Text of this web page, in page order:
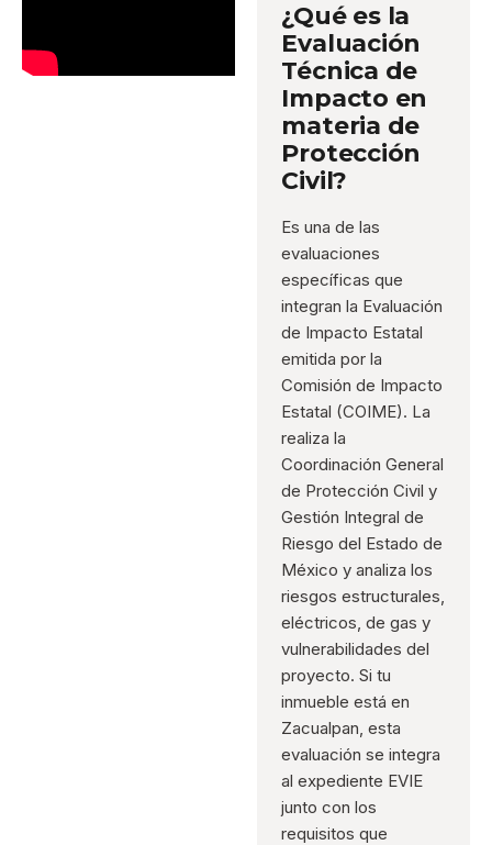
¿Qué es la
Evaluación
Técnica de
Impacto en
materia de
Protección
Civil?
Es una de las
evaluaciones
específicas que
integran la Evaluación
de Impacto Estatal
emitida por la
Comisión de Impacto
Estatal (COIME). La
realiza la
Coordinación General
de Protección Civil y
Gestión Integral de
Riesgo del Estado de
México y analiza los
riesgos estructurales,
eléctricos, de gas y
vulnerabilidades del
proyecto. Si tu
inmueble está en
Zacualpan, esta
evaluación se integra
al expediente EVIE
junto con los
requisitos que